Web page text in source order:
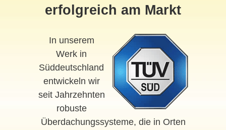
erfolgreich am Markt
In unserem
Werk in
Süddeutschland
entwickeln wir
seit Jahrzehnten
robuste
Überdachungssysteme, die in Orten